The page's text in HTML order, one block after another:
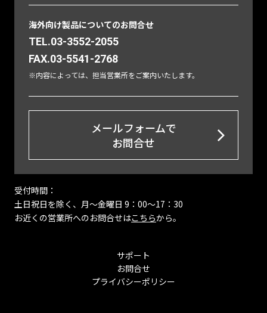
海外向け製品についてのお問合せ
TEL.03-3552-2055
FAX.03-5541-2768
※内容によっては、担当営業所をご案内いたします。
メールフォームで
お問合せ
受付時間：
土日祝日を除く、月〜金曜日 9：00～17：30
お近くの営業所へのお問合せはこちらから。
サポート
お問合せ
プライバシーポリシー